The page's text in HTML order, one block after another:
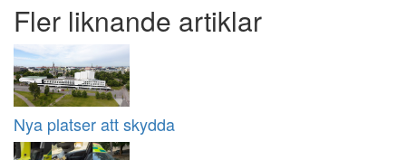
Fler liknande artiklar
Nya platser att skydda